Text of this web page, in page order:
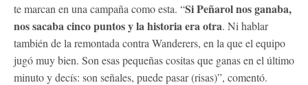
te marcan en una campaña como esta. “Si Peñarol nos ganaba,
nos sacaba cinco puntos y la historia era otra. Ni hablar
también de la remontada contra Wanderers, en la que el equipo
jugó muy bien. Son esas pequeñas cositas que ganas en el último
minuto y decís: son señales, puede pasar (risas)”, comentó.